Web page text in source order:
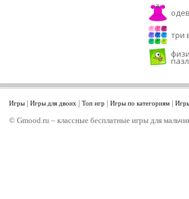
три
пазл
Игры | Игры для двоих | Топ игр | Игры по категориям |
© Gmood.ru – классные бесплатные игры для